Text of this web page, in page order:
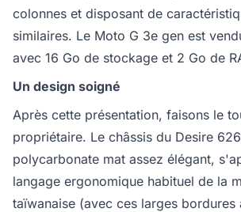
colonnes et disposant de
similaires. Le Moto G 3e gen est
avec 16 Go de stockage et 2 Go de
Un design soigné
Après cette présentation, faisons le
propriétaire. Le châssis du Desire
polycarbonate mat assez élégant,
langage ergonomique habituel de la
taïwanaise (avec ces larges bordures